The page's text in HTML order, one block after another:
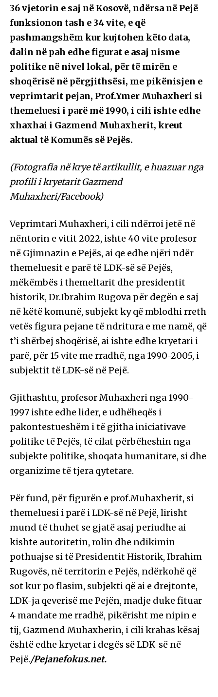
36 vjetorin e saj në Kosovë, ndërsa në Pejë
funksionon tash e 34 vite, e që
pashmangshëm kur kujtohen këto data,
dalin në pah edhe figurat e asaj nisme
politike në nivel lokal, për të mirën e
shoqërisë në përgjithsësi, me pikënisjen e
veprimtarit pejan, Prof.Ymer Muhaxheri si
themeluesi i parë më 1990, i cili ishte edhe
xhaxhai i Gazmend Muhaxherit, kreut
aktual të Komunës së Pejës.
(Fotografia në krye të artikullit, e huazuar nga
profili i kryetarit Gazmend
Muhaxheri/Facebook)
Veprimtari Muhaxheri, i cili ndërroi jetë në
nëntorin e vitit 2022, ishte 40 vite profesor
në Gjimnazin e Pejës, ai qe edhe njëri ndër
themeluesit e parë të LDK-së së Pejës,
mëkëmbës i themeltarit dhe presidentit
historik, Dr.Ibrahim Rugova për degën e saj
në këtë komunë, subjekt ky që mblodhi rreth
vetës figura pejane të ndritura e me namë, që
t’i shërbej shoqërisë, ai ishte edhe kryetari i
parë, për 15 vite me rradhë, nga 1990-2005, i
subjektit të LDK-së në Pejë.
Gjithashtu, profesor Muhaxheri nga 1990-
1997 ishte edhe lider, e udhëheqës i
pakontestueshëm i të gjitha iniciativave
politike të Pejës, të cilat përbëheshin nga
subjekte politike, shoqata humanitare, si dhe
organizime të tjera qytetare.
Për fund, për figurën e prof.Muhaxherit, si
themeluesi i parë i LDK-së në Pejë, lirisht
mund të thuhet se gjatë asaj periudhe ai
kishte autoritetin, rolin dhe ndikimin
pothuajse si të Presidentit Historik, Ibrahim
Rugovës, në territorin e Pejës, ndërkohë që
sot kur po flasim, subjekti që ai e drejtonte,
LDK-ja qeverisë me Pejën, madje duke fituar
4 mandate me rradhë, pikërisht me nipin e
tij, Gazmend Muhaxherin, i cili krahas kësaj
është edhe kryetar i degës së LDK-së në
Pejë./Pejanefokus.net.